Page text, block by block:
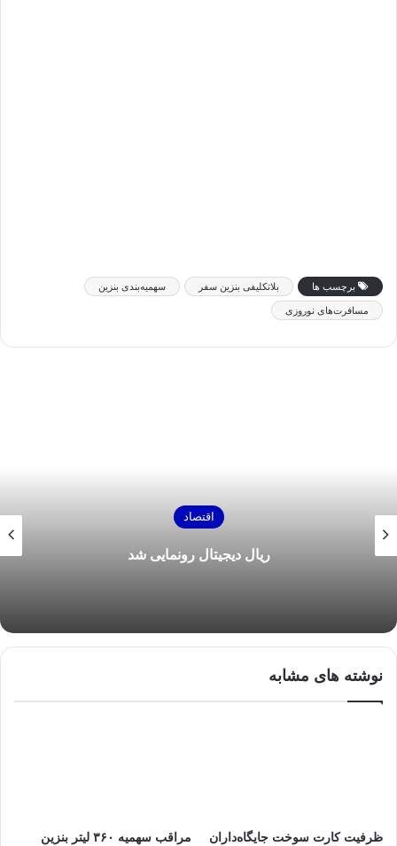
برچسب ها بلاتکلیفی بنزین سفر سهمیه‌بندی بنزین
مسافرت‌های نوروزی
اقتصاد
سیزدهمین حراج سکه طلا ۴ تیرماه برگزار می‌شود
نوشته های مشابه
ظرفیت کارت سوخت جایگاه‌داران
مراقب سهمیه ۳۶۰ لیتر بنزین